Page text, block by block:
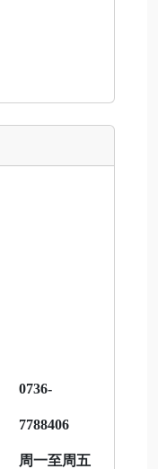
0736-
7788406
周一至周五